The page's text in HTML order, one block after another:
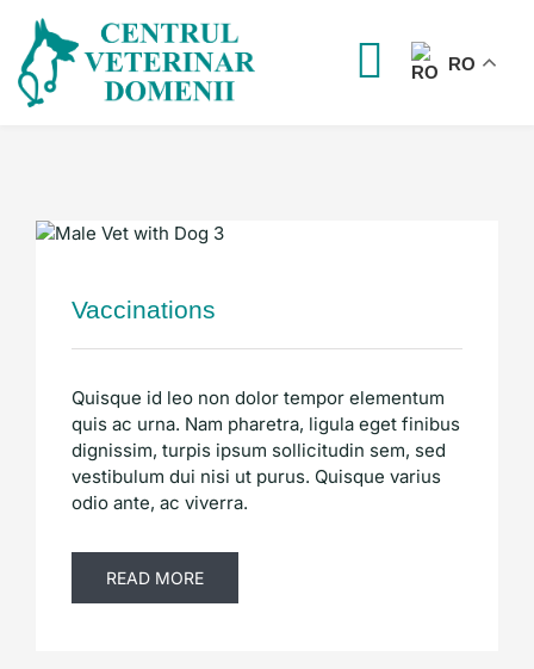
content
Toggle
Servicii
Despre noi
Echipa
Contact
RO
Vaccinations
Quisque id leo non dolor tempor elementum
quis ac urna. Nam pharetra, ligula eget finibus
dignissim, turpis ipsum sollicitudin sem, sed
vestibulum dui nisi ut purus. Quisque varius
odio ante, ac viverra.
READ MORE